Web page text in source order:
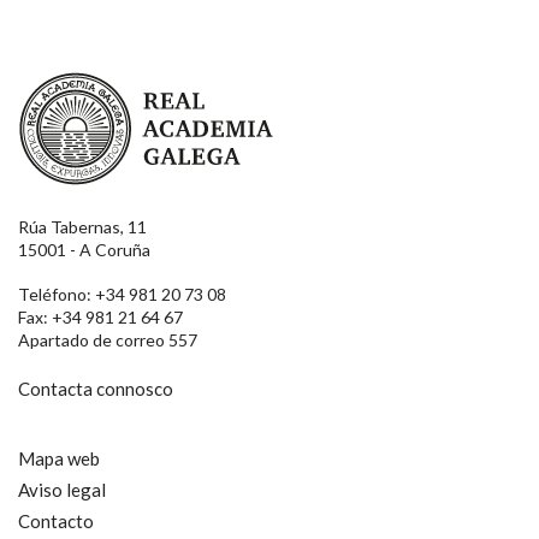
Real Academia Galega
Rúa Tabernas, 11
15001 - A Coruña
Teléfono: +34 981 20 73 08
Fax: +34 981 21 64 67
Apartado de correo 557
Contacta connosco
Mapa web
Aviso legal
Contacto